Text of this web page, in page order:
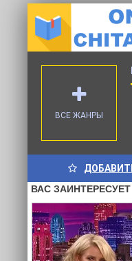
ВСЕ ЖАНРЫ